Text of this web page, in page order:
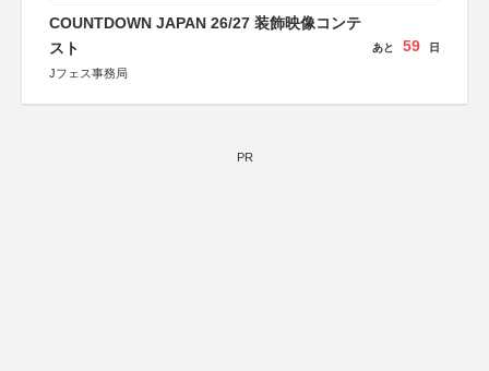
COUNTDOWN JAPAN 26/27 装飾映像コンテ
スト
Jフェス事務局
あと 59 日
PR